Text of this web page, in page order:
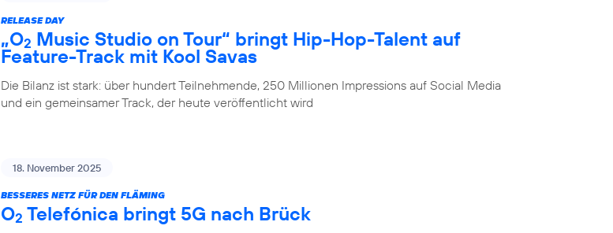
RELEASE DAY
„O2 Music Studio on Tour“ bringt Hip-Hop-Talent auf
Feature-Track mit Kool Savas
Die Bilanz ist stark: über hundert Teilnehmende, 250 Millionen Impressions auf Social Media
und ein gemeinsamer Track, der heute veröffentlicht wird
18. November 2025
BESSERES NETZ FÜR DEN FLÄMING
O2 Telefónica bringt 5G nach Brück